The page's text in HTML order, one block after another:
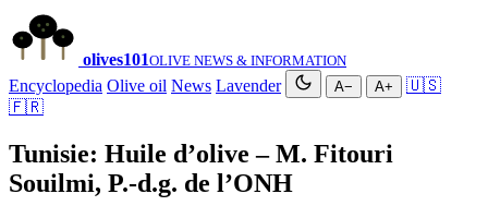
olives101OLIVE NEWS & INFORMATION
Encyclopedia Olive oil News Lavender A− A+
🇺🇸
🇫🇷
Tunisie: Huile d’olive – M. Fitouri
Souilmi, P.-d.g. de l’ONH